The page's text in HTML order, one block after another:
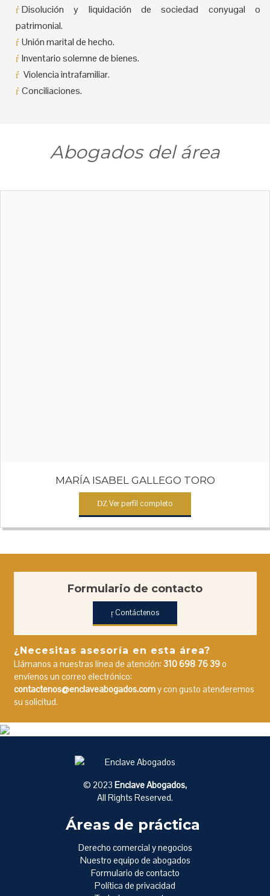
Disolución y liquidación de sociedad conyugal o
patrimonial.
Unión marital de hecho.
Inventario solemne de bienes.
Violencia intrafamiliar.
Conciliaciones.
Abogados del área
MARÍA ISABEL GALLEGO TORO
Ver perfil completo
Formulario de contacto
Contáctenos
¿Necesitas asesoría en esta área?
Llámanos a nuestras línea de atención: 310 698 76 39o
envíenos un correo electrónico:
contactenos@enclaveabogados.comy con gusto atenderemos
su solicitud.
© 2023 Enclave Abogados,
All Rights Reserved.
Áreas de práctica
Derecho comercial y negocios
Nuestro equipo de abogados
Formulario de contacto
Política de privacidad